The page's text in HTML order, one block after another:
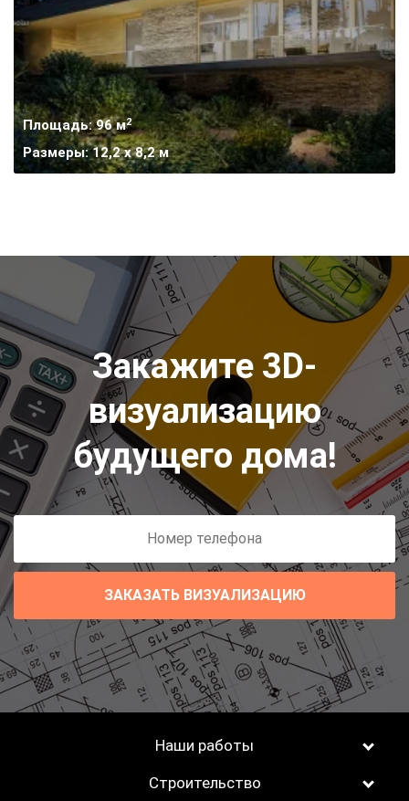
Площадь: 96 м2
Размеры: 12,2 х 8,2 м
Закажите 3D-
визуализацию
будущего дома!
ЗАКАЗАТЬ ВИЗУАЛИЗАЦИЮ
Наши работы
Строительство